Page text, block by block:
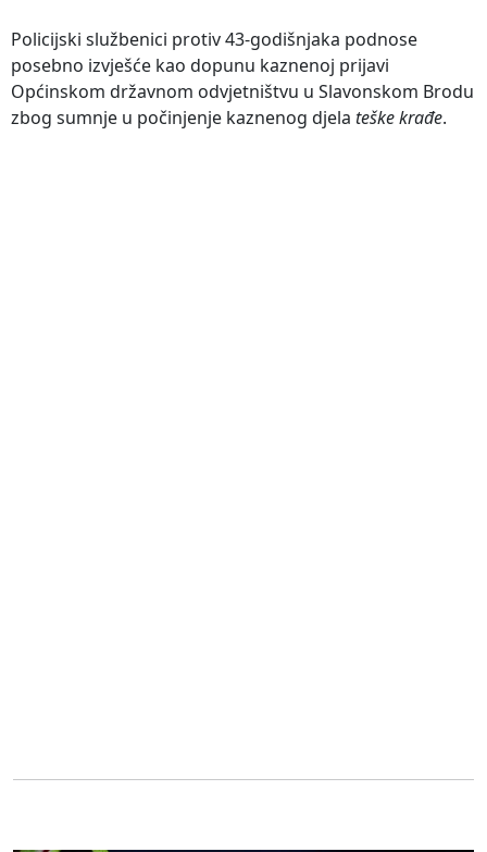
Policijski službenici protiv 43-godišnjaka podnose
posebno izvješće kao dopunu kaznenoj prijavi
Općinskom državnom odvjetništvu u Slavonskom Brodu
zbog sumnje u počinjenje kaznenog djela teške krađe.